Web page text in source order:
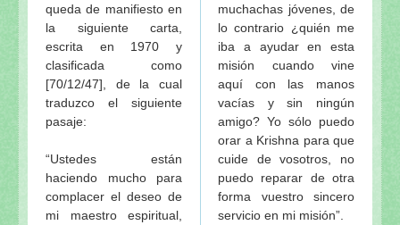
queda de manifiesto en
la siguiente carta,
escrita en 1970 y
clasificada como
[70/12/47], de la cual
traduzco el siguiente
pasaje:
“Ustedes están
haciendo mucho para
complacer el deseo de
mi maestro espiritual,
muchachas jóvenes, de
lo contrario ¿quién me
iba a ayudar en esta
misión cuando vine
aquí con las manos
vacías y sin ningún
amigo? Yo sólo puedo
orar a Krishna para que
cuide de vosotros, no
puedo reparar de otra
forma vuestro sincero
servicio en mi misión”.